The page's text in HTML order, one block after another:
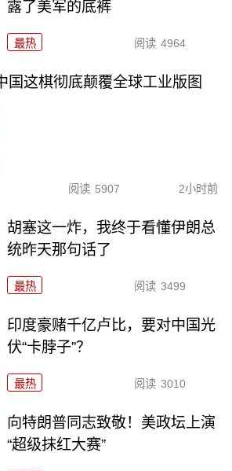
露了美军的底裤
最热 阅读 4964
国这棋彻底颠覆全球工业版图
阅读 5907 2小时前
胡塞这一炸，我终于看懂伊朗总
统昨天那句话了
最热 阅读 3499
印度豪赌千亿卢比，要对中国光
伏“卡脖子”？
最热 阅读 3010
向特朗普同志致敬！美政坛上演
“超级抹红大赛”